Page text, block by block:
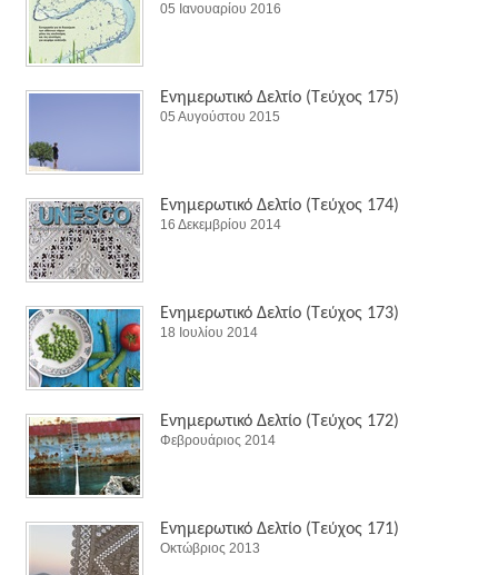
05 Ιανουαρίου 2016
Ενημερωτικό Δελτίο (Τεύχος 175)
05 Αυγούστου 2015
Ενημερωτικό Δελτίο (Τεύχος 174)
16 Δεκεμβρίου 2014
Ενημερωτικό Δελτίο (Τεύχος 173)
18 Ιουλίου 2014
Ενημερωτικό Δελτίο (Τεύχος 172)
Φεβρουάριος 2014
Ενημερωτικό Δελτίο (Τεύχος 171)
Οκτώβριος 2013